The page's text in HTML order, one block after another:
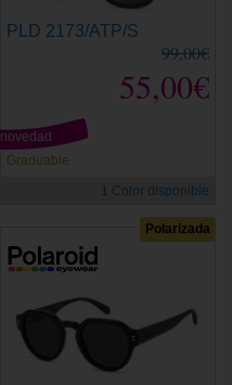
PLD 2173/ATP/S
99,00€
55,00€
Graduable
novedad
1 Color disponible
Polarizada